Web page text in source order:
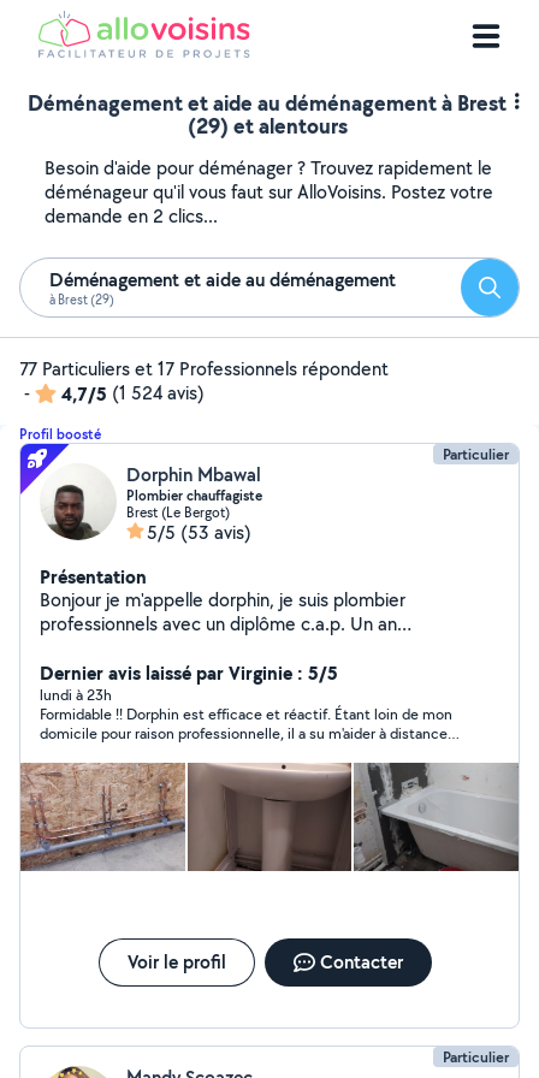
Déménagement et aide au déménagement à Brest
(29) et alentours
Besoin d'aide pour déménager ? Trouvez rapidement le
déménageur qu'il vous faut sur AlloVoisins. Postez votre
demande en 2 clics...
Déménagement et aide au déménagement
à Brest (29)
77 Particuliers et 17 Professionnels répondent
-
4,7/5 (1 524 avis)
Profil boosté
Particulier
Dorphin Mbawal
Plombier chauffagiste
Brest (Le Bergot)
5/5 (53 avis)
Présentation
Bonjour je m'appelle dorphin, je suis plombier
professionnels avec un diplôme c.a.p. Un an
suis un bon bricoleur
Dernier avis laissé par Virginie : 5/5
lundi à 23h
Formidable !! Dorphin est efficace et réactif. Étant loin de mon
domicile pour raison professionnelle, il a su m'aider à distance.
gentillesse . Je recommande les yeux fermés
Voir le profil Contacter
Particulier